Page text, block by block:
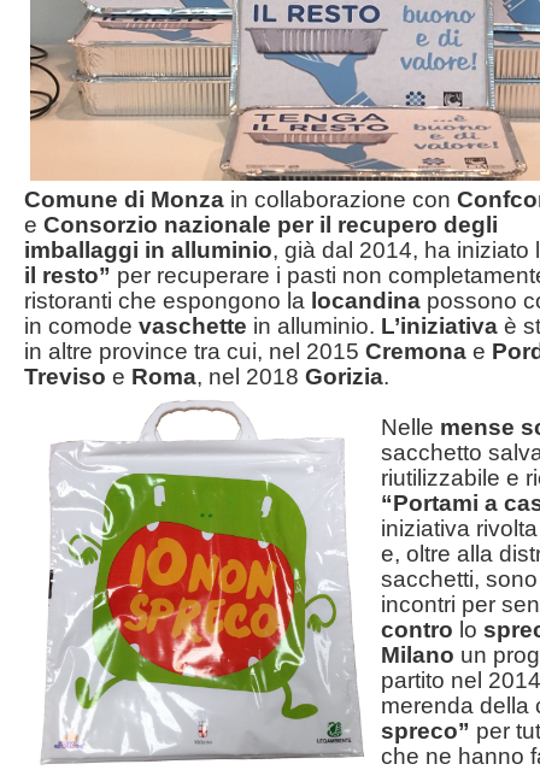
Comune di Monza in collaborazione con
e Consorzio nazionale per il recupero degli
imballaggi in alluminio, già dal 2014, ha iniziato
il resto” per recuperare i pasti non
ristoranti che espongono la locandina possono
in comode vaschette in alluminio. L’iniziativa è
in altre province tra cui, nel 2015 Cremona e
Treviso e Roma, nel 2018 Gorizia.
Nelle mense
sacchetto
riutilizzabile e
“Portami a
iniziativa
e, oltre alla
sacchetti,
incontri per
contro lo
Milano un
partito nel
merenda
spreco” per
che ne hanno